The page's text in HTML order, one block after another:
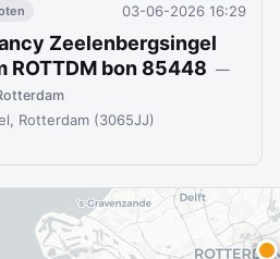
03-06-2026 16:29
Zeelenbergsingel
ROTTDM bon 85448 —
Rotterdam (3065JJ)